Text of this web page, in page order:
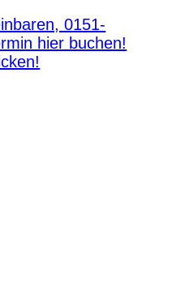
0151-
hier buchen!